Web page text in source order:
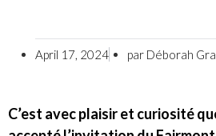
April 17, 2024 par Déborah
C’est avec plaisir et curiosité